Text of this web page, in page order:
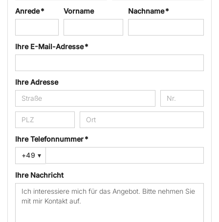
Anrede * Vorname Nachname *
Ihre E-Mail-Adresse *
Ihre Adresse
Ihre Telefonnummer *
+49 ▾
Ihre Nachricht